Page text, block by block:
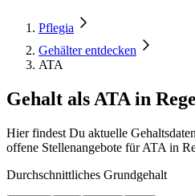
Pflegia
Gehälter entdecken
ATA
Gehalt als ATA in
Hier findest Du aktuelle
offene Stellenangebote für ATA in
Durchschnittliches Grundgehalt